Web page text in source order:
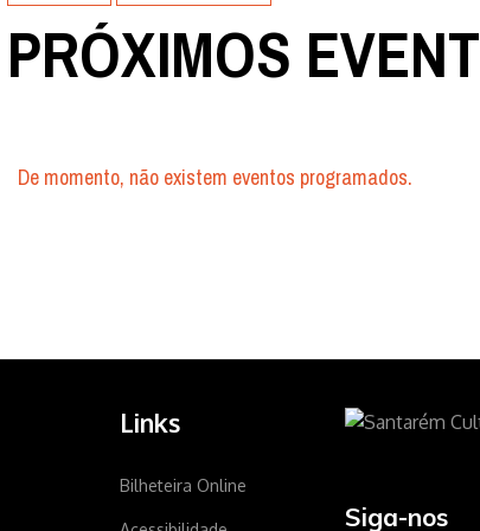
PRÓXIMOS
De momento, não existem eventos programados.
Links
Bilheteira Online
Siga-nos